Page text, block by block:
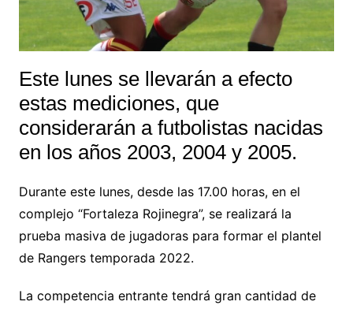
Este lunes se llevarán a efecto
estas mediciones, que
considerarán a futbolistas nacidas
en los años 2003, 2004 y 2005.
Durante este lunes, desde las 17.00 horas, en el
complejo “Fortaleza Rojinegra”, se realizará la
prueba masiva de jugadoras para formar el plantel
de Rangers temporada 2022.
La competencia entrante tendrá gran cantidad de